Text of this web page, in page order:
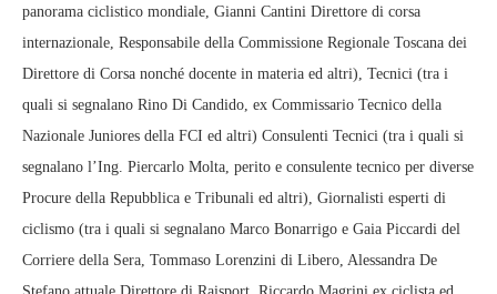
panorama ciclistico mondiale, Gianni Cantini Direttore di corsa
internazionale, Responsabile della Commissione Regionale Toscana dei
Direttore di Corsa nonché docente in materia ed altri), Tecnici (tra i
quali si segnalano Rino Di Candido, ex Commissario Tecnico della
Nazionale Juniores della FCI ed altri) Consulenti Tecnici (tra i quali si
segnalano l’Ing. Piercarlo Molta, perito e consulente tecnico per diverse
Procure della Repubblica e Tribunali ed altri), Giornalisti esperti di
ciclismo (tra i quali si segnalano Marco Bonarrigo e Gaia Piccardi del
Corriere della Sera, Tommaso Lorenzini di Libero, Alessandra De